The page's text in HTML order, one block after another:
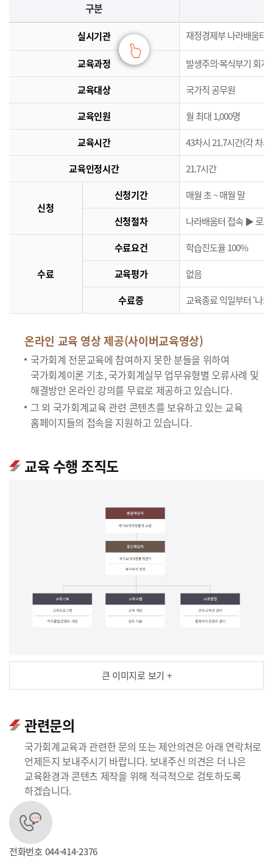
구분
실시기관 재정경제부 나라배움터(
교육과정 발생주의·복식부기 회계
교육대상 국가직 공무원
교육인원 월 최대 1,000명
교육시간 43차시 21.7시간(각 차
교육인정시간 21.7시간
신청
신청기간 매월 초 ~ 매월 말
신청절차 나라배움터 접속 ▶ 로그
수료
수료요건 학습진도율 100%
교육평가 없음
수료증 교육종료 익일부터 ‘나
온라인 교육 영상 제공(사이버교육영상)
국가회계 전문교육에 참여하지 못한 분들을 위하여
국가회계이론 기초, 국가회계실무 업무유형별 오류사례 및
해결방안 온라인 강의를 무료로 제공하고 있습니다.
그 외 국가회계교육 관련 콘텐츠를 보유하고 있는 교육
홈페이지들의 접속을 지원하고 있습니다.
교육 수행 조직도
큰 이미지로 보기 +
관련문의
국가회계교육과 관련한 문의 또는 제안의견은 아래 연락처로
언제든지 보내주시기 바랍니다. 보내주신 의견은 더 나은
교육환경과 콘텐츠 제작을 위해 적극적으로 검토하도록
하겠습니다.
전화번호 044-414-2376